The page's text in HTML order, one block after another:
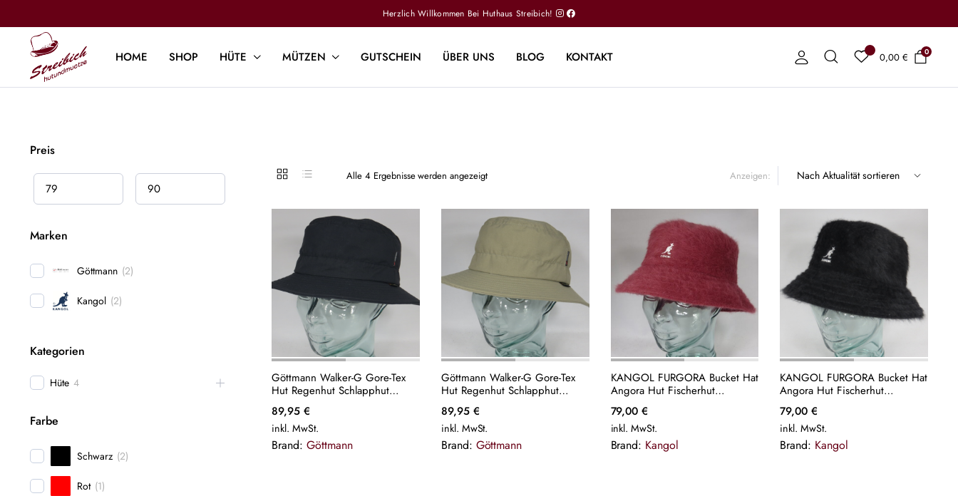
Herzlich Willkommen Bei Huthaus Streibich!
HOME SHOP HÜTE MÜTZEN GUTSCHEIN ÜBER UNS BLOG KONTAKT 0,00€ 0
Alle 4 Ergebnisse werden angezeigt Anzeigen:
Göttmann Walker-G Gore-Tex
Hut Regenhut Schlapphut
Fischerhut Bucket Hat schwarz
Neu
89,95 €
inkl. MwSt.
Brand: Göttmann
Göttmann Walker-G Gore-Tex
Hut Regenhut Schlapphut
Fischerhut Bucket Hat khaki
NEU
89,95 €
inkl. MwSt.
Brand: Göttmann
KANGOL FURGORA Bucket Hat
Angora Hut Fischerhut
Schlapphut cranberry Cap NEU
79,00€
inkl. MwSt.
Brand: Kangol
KANGOL FURGORA Bucket Hat
Angora Hut Fischerhut
Schlapphut schwarz Cap NEU
79,00€
inkl. MwSt.
Brand: Kangol
Preis
Marken
Göttmann (2)
Kangol (2)
Kategorien
Hüte 4
Farbe
Schwarz (2)
Rot (1)